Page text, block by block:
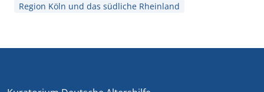
Region Köln und das südliche Rheinland